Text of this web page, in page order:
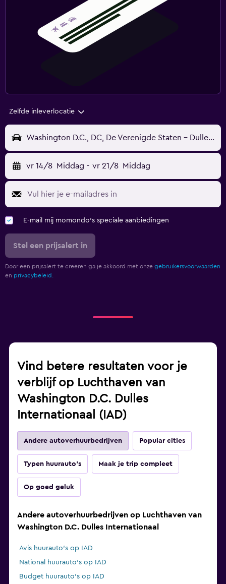
Zelfde inleverlocatie
Washington D.C., DC, De Verenigde Staten - Dulles Internationaal (IAD)
vr 14/8 Middag - vr 21/8 Middag
E-mail mij momondo's speciale aanbiedingen
Stel een prijsalert in
Door een prijsalert te creëren ga je akkoord met onze gebruikersvoorwaarden
en privacybeleid.
Vind betere resultaten voor je
verblijf op Luchthaven van
Washington D.C. Dulles
Internationaal (IAD)
Andere autoverhuurbedrijven Popular cities
Typen huurauto's Maak je trip compleet
Op goed geluk
Andere autoverhuurbedrijven op Luchthaven van
Washington D.C. Dulles Internationaal
Avis huurauto's op IAD
National huurauto's op IAD
Budget huurauto's op IAD